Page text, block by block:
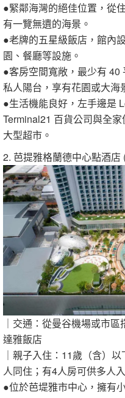
●緊鄰海灣的絕佳位置，從
有一覽無遺的海景。
●老牌的五星級飯店，館內
園、餐廳等設施。
●客房空間寬敞，最少有 40
私人陽台，享有花園或大海
●生活機能良好，左手邊是
Terminal21 百貨公司與全
大型超市。
2. 芭提雅格蘭德中心點酒
｜交通：從曼谷機場或市
達雅飯店
｜親子入住：11歲（含）
人同住；有4人房可供多人
●位於芭堤雅市中心，擁有